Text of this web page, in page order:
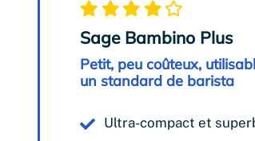
Sage Bambino Plus
Petit, peu coûteux,
un standard de barista
Ultra-compact et